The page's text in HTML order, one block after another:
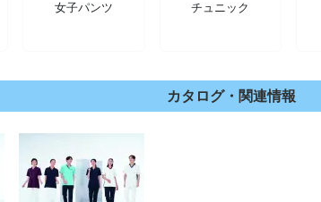
女子パンツ
チュニック
カタログ・関連情報